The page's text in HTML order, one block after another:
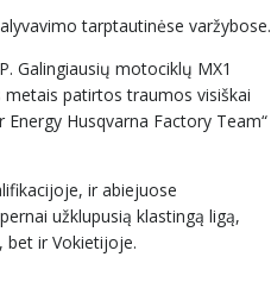
tarptautinėse varžybose.
Galingiausių motociklų MX1
patirtos traumos visiškai
Husqvarna Factory Team“
ir abiejuose
užklupusią klastingą ligą,
bet ir Vokietijoje.